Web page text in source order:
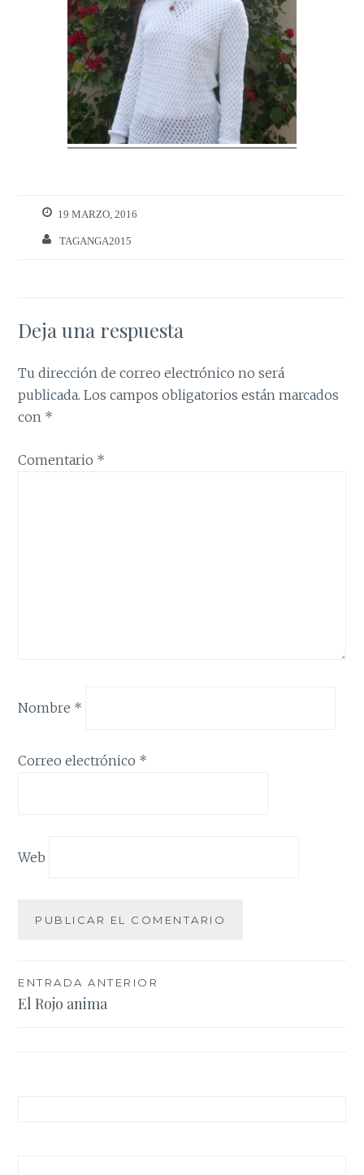
19 MARZO, 2016
TAGANGA2015
Deja una respuesta
Tu dirección de correo electrónico no será
publicada. Los campos obligatorios están marcados
con *
Comentario *
Nombre *
Correo electrónico *
Web
Navegación
de
ENTRADA ANTERIOR
El Rojo anima